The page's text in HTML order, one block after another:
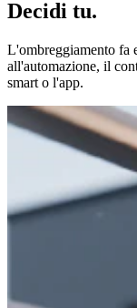
Decidi tu.
L'ombreggiamento fa
all'automazione, il
smart o l'app.